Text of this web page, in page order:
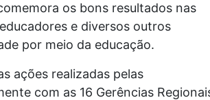
os bons resultados nas
e diversos outros
por meio da educação.
ações realizadas pelas
com as 16 Gerências